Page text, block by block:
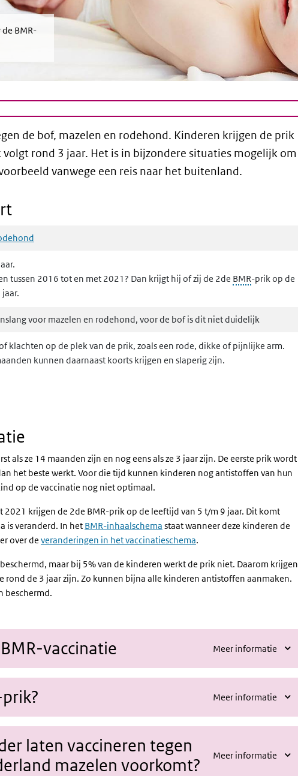
BMR-
de bof, mazelen en rodehond. Kinderen krijgen de prik
rond 3 jaar. Het is in bijzondere situaties mogelijk om
vanwege een reis naar het buitenland.
tussen 2016 tot en met 2021? Dan krijgt hij of zij de 2de BMR-prik op de
voor mazelen en rodehond, voor de bof is dit niet duidelijk
klachten op de plek van de prik, zoals een rode, dikke of pijnlijke arm.
kunnen daarnaast koorts krijgen en slaperig zijn.
als ze 14 maanden zijn en nog eens als ze 3 jaar zijn. De eerste prik wordt
het beste werkt. Voor die tijd kunnen kinderen nog antistoffen van hun
op de vaccinatie nog niet optimaal.
2021 krijgen de 2de BMR-prik op de leeftijd van 5 t/m 9 jaar. Dit komt
is veranderd. In het BMR-inhaalschema staat wanneer deze kinderen de
over de veranderingen in het vaccinatieschema.
maar bij 5% van de kinderen werkt de prik niet. Daarom krijgen
rond de 3 jaar zijn. Zo kunnen bijna alle kinderen antistoffen aanmaken.
beschermd.
vaccinatie Meer informatie
Meer informatie
laten vaccineren tegen
mazelen voorkomt?
Meer informatie